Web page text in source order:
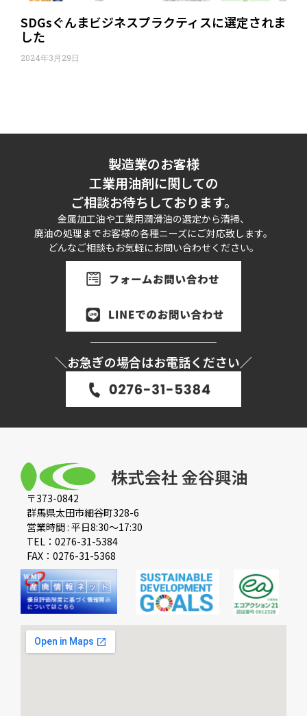
SDGsぐんまビジネスプラクティスに選定されま
した
2024年3月29日
製造業のお客様
工業用油剤に関しての
ご相談お待ちしております。
金属加工油や工業用潤滑油の選定から清掃、
廃油の処理までお客様の各種ニーズにご対応致します。
どんなご相談もお気軽にお問い合わせください。
＼お急ぎの場合はお電話ください／
〒373-0842
群馬県太田市細谷町328-6
営業時間 : 平日8:30〜17:30
TEL：0276-31-5384
FAX：0276-31-5368